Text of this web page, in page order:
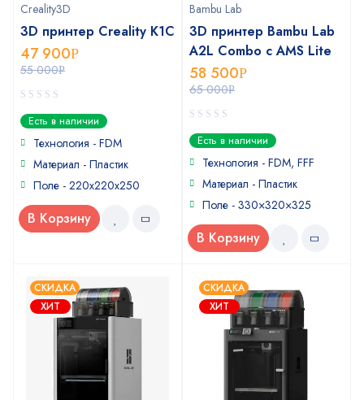
Creality3D
3D принтер Creality K1C
55 000Р
47 900Р
0
out
of
Есть в наличии
Технология - FDM
Материал - Пластик
Поле - 220x220x250
В Корзину
Bambu Lab
3D принтер Bambu Lab
A2L Combo с AMS Lite
65 000Р
58 500Р
0
out
of
Есть в наличии
Технология - FDM, FFF
Материал - Пластик
Поле - 330×320×325
В Корзину
СКИДКА
ХИТ
СКИДКА
ХИТ